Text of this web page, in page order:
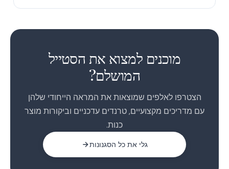
מוכנים למצוא את הסטייל
המושלם?
הצטרפו לאלפים שמוצאות את המראה הייחודי שלהן
עם מדריכים מקצועיים, טרנדים עדכניים וביקורות מוצר
כנות.
גלי את כל הסגנונות